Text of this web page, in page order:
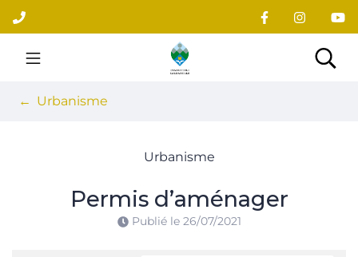
Aller
au
contenu
Site officiel du village
Urbanisme
Urbanisme
Permis d’aménager
Publié le 26/07/2021